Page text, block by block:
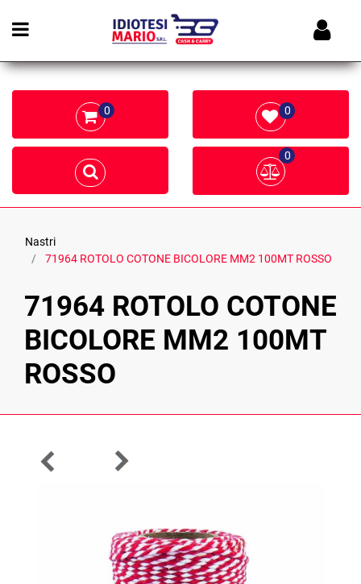
Open menu
0 0
0
Nastri
71964 ROTOLO COTONE BICOLORE MM2 100MT ROSSO
71964 ROTOLO COTONE
BICOLORE MM2 100MT
ROSSO